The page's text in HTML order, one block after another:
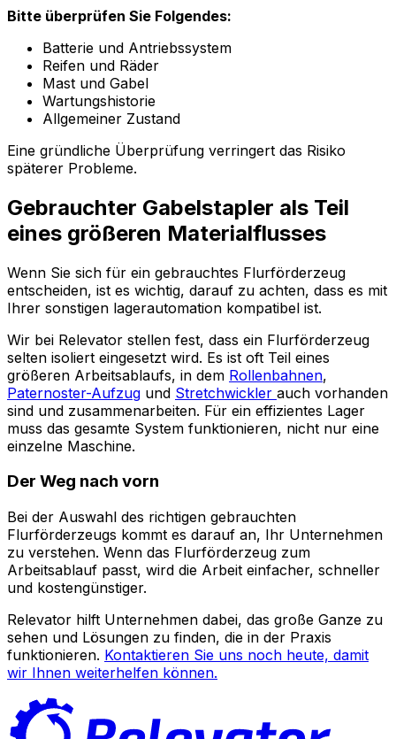
Bitte überprüfen Sie Folgendes:
Batterie und Antriebssystem
Reifen und Räder
Mast und Gabel
Wartungshistorie
Allgemeiner Zustand
Eine gründliche Überprüfung verringert das Risiko
späterer Probleme.
Gebrauchter Gabelstapler als Teil
eines größeren Materialflusses
Wenn Sie sich für ein gebrauchtes Flurförderzeug
entscheiden, ist es wichtig, darauf zu achten, dass es mit
Ihrer sonstigen lagerautomation kompatibel ist.
Wir bei Relevator stellen fest, dass ein Flurförderzeug
selten isoliert eingesetzt wird. Es ist oft Teil eines
größeren Arbeitsablaufs, in dem Rollenbahnen,
Paternoster-Aufzug und Stretchwickler auch vorhanden
sind und zusammenarbeiten. Für ein effizientes Lager
muss das gesamte System funktionieren, nicht nur eine
einzelne Maschine.
Der Weg nach vorn
Bei der Auswahl des richtigen gebrauchten
Flurförderzeugs kommt es darauf an, Ihr Unternehmen
zu verstehen. Wenn das Flurförderzeug zum
Arbeitsablauf passt, wird die Arbeit einfacher, schneller
und kostengünstiger.
Relevator hilft Unternehmen dabei, das große Ganze zu
sehen und Lösungen zu finden, die in der Praxis
funktionieren. Kontaktieren Sie uns noch heute, damit
wir Ihnen weiterhelfen können.